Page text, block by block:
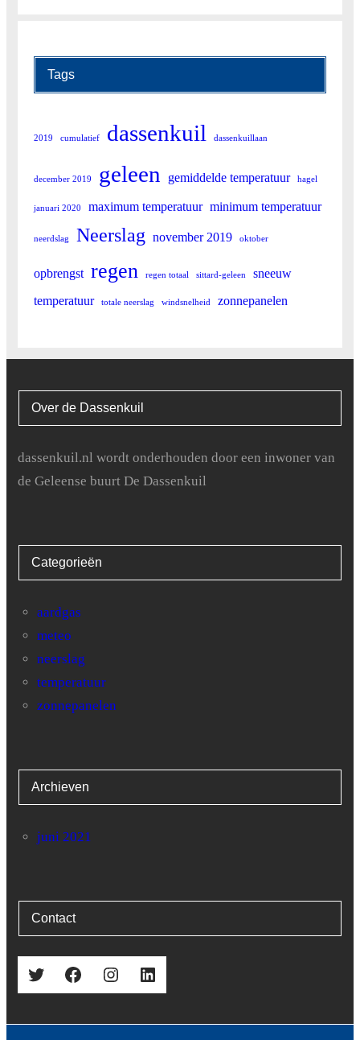
Tags
2019 cumulatief dassenkuil dassenkuillaan
december 2019 geleen gemiddelde temperatuur hagel
januari 2020 maximum temperatuur minimum temperatuur
neerdslag Neerslag november 2019 oktober
opbrengst regen regen totaal sittard-geleen
sneeuw
temperatuur
totale neerslag windsnelheid zonnepanelen
Over de Dassenkuil
dassenkuil.nl wordt onderhouden door een inwoner van
de Geleense buurt De Dassenkuil
Categorieën
aardgas
meteo
neerslag
temperatuur
zonnepanelen
Archieven
juni 2021
Contact
Twitter Facebook Instagram LinkedIn